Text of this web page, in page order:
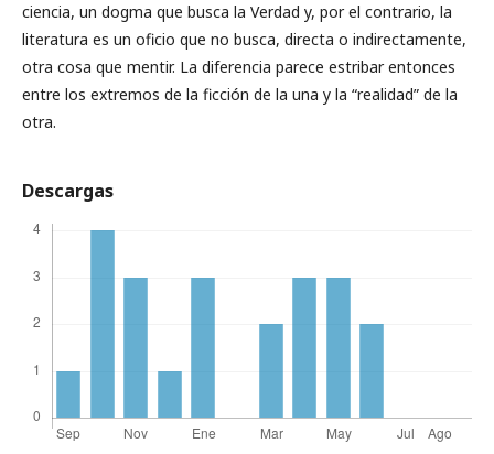
ciencia, un dogma que busca la Verdad y, por el contrario, la
literatura es un oficio que no busca, directa o indirectamente,
otra cosa que mentir. La diferencia parece estribar entonces
entre los extremos de la ficción de la una y la “realidad” de la
otra.
Descargas